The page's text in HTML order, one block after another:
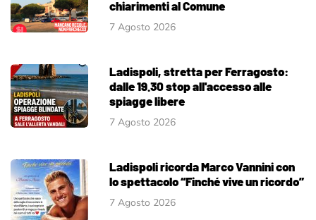
chiarimenti al Comune
7 Agosto 2026
Ladispoli, stretta per Ferragosto:
dalle 19.30 stop all'accesso alle
spiagge libere
7 Agosto 2026
Ladispoli ricorda Marco Vannini con
lo spettacolo “Finché vive un ricordo”
7 Agosto 2026